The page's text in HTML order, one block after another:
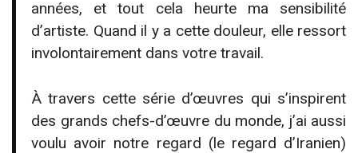
années, et tout cela heurte ma sensibilité
d’artiste. Quand il y a cette douleur, elle ressort
involontairement dans votre travail.
À travers cette série d’œuvres qui s’inspirent
des grands chefs-d’œuvre du monde, j’ai aussi
voulu avoir notre regard (le regard d’Iranien)